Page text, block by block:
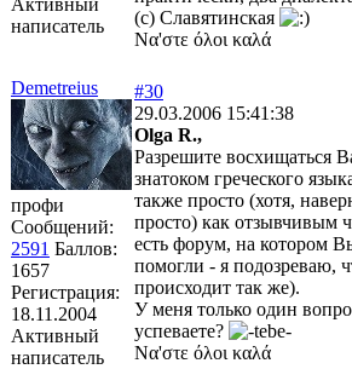
написатель
(с) Славятинская
Να'στε όλοι καλά
Demetreius
профи
Сообщений:
2591 Баллов:
1657
Регистрация:
18.11.2004
Активный
написатель
#30
29.03.2006 15:41:38
Olga R.,
Разрешите восхищаться
знатоком греческого
также просто (хотя,
просто) как отзывчивым
есть форум, на котором
помогли - я подозреваю,
происходит так же).
У меня только один
успеваете?
Να'στε όλοι καλά